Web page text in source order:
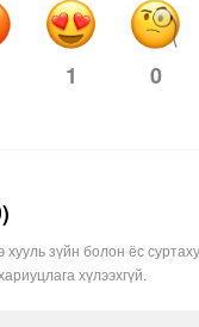
1 0
хууль зүйн болон ёс
хүлээхгүй.